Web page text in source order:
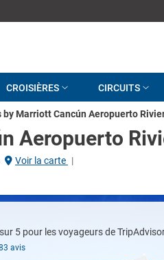
CROISIÈRES CIRCUITS
by Marriott Cancún Aeropuerto
Aeropuerto
Voir la carte |
avis